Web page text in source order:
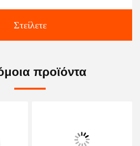
Στείλετε
προϊόντα